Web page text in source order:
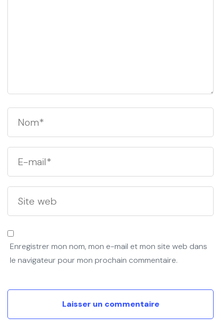
Enregistrer mon nom, mon e-mail et mon site web dans
le navigateur pour mon prochain commentaire.